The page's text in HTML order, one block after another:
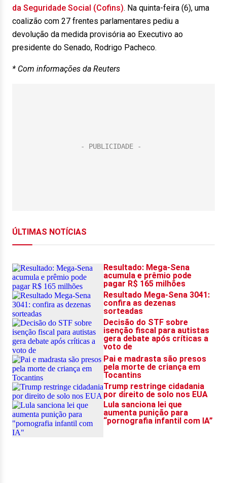
da Seguridade Social (Cofins). Na quinta-feira (6), uma
coalizão com 27 frentes parlamentares pediu a
devolução da medida provisória ao Executivo ao
presidente do Senado, Rodrigo Pacheco.
* Com informações da Reuters